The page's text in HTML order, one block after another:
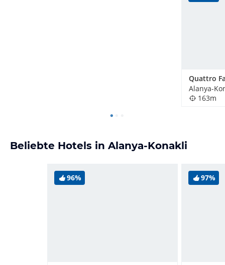
Alanya-
163m
Beliebte Hotels in Alanya-Konakli
96% 97%